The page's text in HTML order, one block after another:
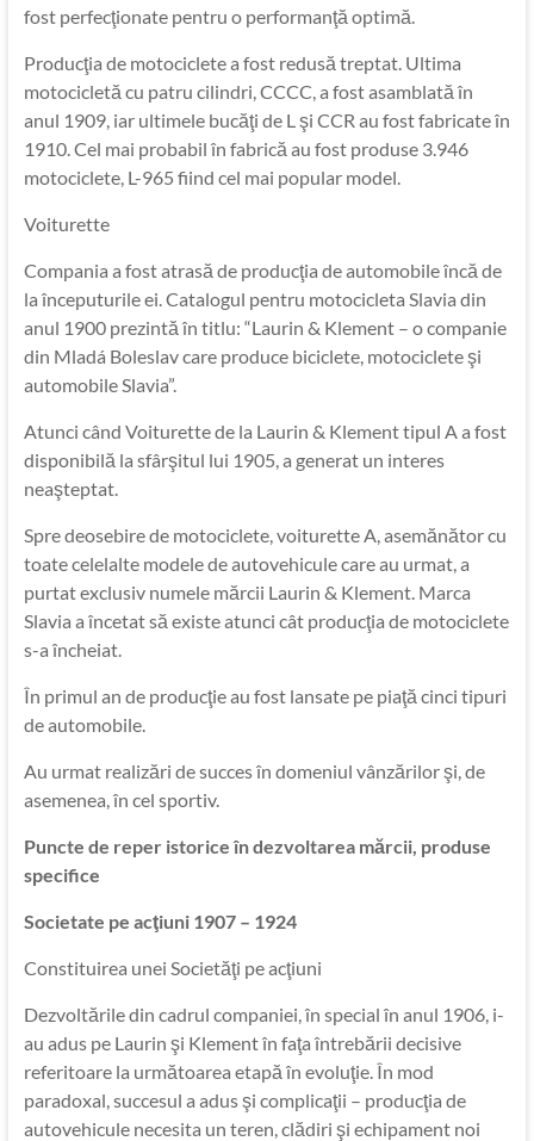
fost perfecţionate pentru o performanţă optimă.
Producţia de motociclete a fost redusă treptat. Ultima
motocicletă cu patru cilindri, CCCC, a fost asamblată în
anul 1909, iar ultimele bucăţi de L şi CCR au fost fabricate în
1910. Cel mai probabil în fabrică au fost produse 3.946
motociclete, L-965 fiind cel mai popular model.
Voiturette
Compania a fost atrasă de producţia de automobile încă de
la începuturile ei. Catalogul pentru motocicleta Slavia din
anul 1900 prezintă în titlu: “Laurin & Klement – o companie
din Mladá Boleslav care produce biciclete, motociclete şi
automobile Slavia”.
Atunci când Voiturette de la Laurin & Klement tipul A a fost
disponibilă la sfârşitul lui 1905, a generat un interes
neaşteptat.
Spre deosebire de motociclete, voiturette A, asemănător cu
toate celelalte modele de autovehicule care au urmat, a
purtat exclusiv numele mărcii Laurin & Klement. Marca
Slavia a încetat să existe atunci cât producţia de motociclete
s-a încheiat.
În primul an de producţie au fost lansate pe piaţă cinci tipuri
de automobile.
Au urmat realizări de succes în domeniul vânzărilor şi, de
asemenea, în cel sportiv.
Puncte de reper istorice în dezvoltarea mărcii, produse
specifice
Societate pe acţiuni 1907 – 1924
Constituirea unei Societăţi pe acţiuni
Dezvoltările din cadrul companiei, în special în anul 1906, i-
au adus pe Laurin şi Klement în faţa întrebării decisive
referitoare la următoarea etapă în evoluţie. În mod
paradoxal, succesul a adus şi complicaţii – producţia de
autovehicule necesita un teren, clădiri şi echipament noi